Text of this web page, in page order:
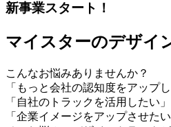
新事業スタート！
マイスターのデザイ
こんなお悩みありませんか？
「もっと会社の認知度をアップし
「自社のトラックを活用したい」
「企業イメージをアップさせたい